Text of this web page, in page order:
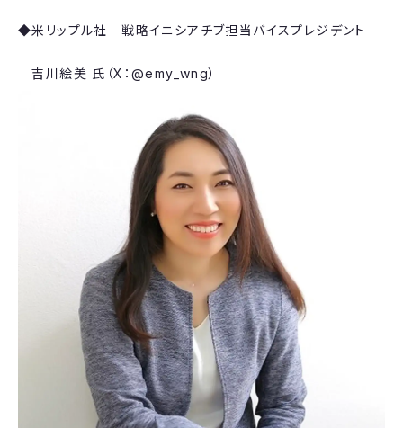
◆​米リップル社​ 戦略イニシアチブ担当バイスプレジデント
​吉川絵美 氏（X：@emy_wng）